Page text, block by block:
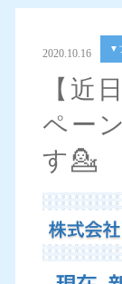
2020.10.16 ▼
【近
ペー
す💁